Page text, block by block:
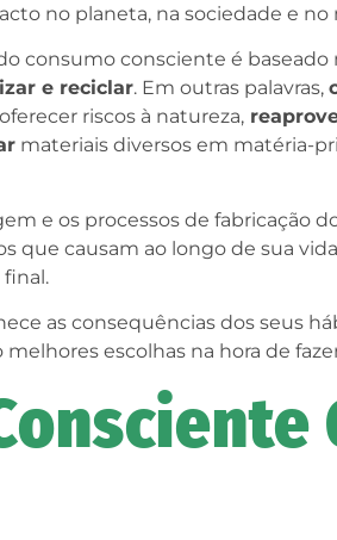
no planeta, na sociedade e
consumo consciente é baseado
e reciclar. Em outras palavras,
riscos à natureza,
materiais diversos em matéria-
e os processos de fabricação
que causam ao longo de sua
as consequências dos seus
escolhas na hora de